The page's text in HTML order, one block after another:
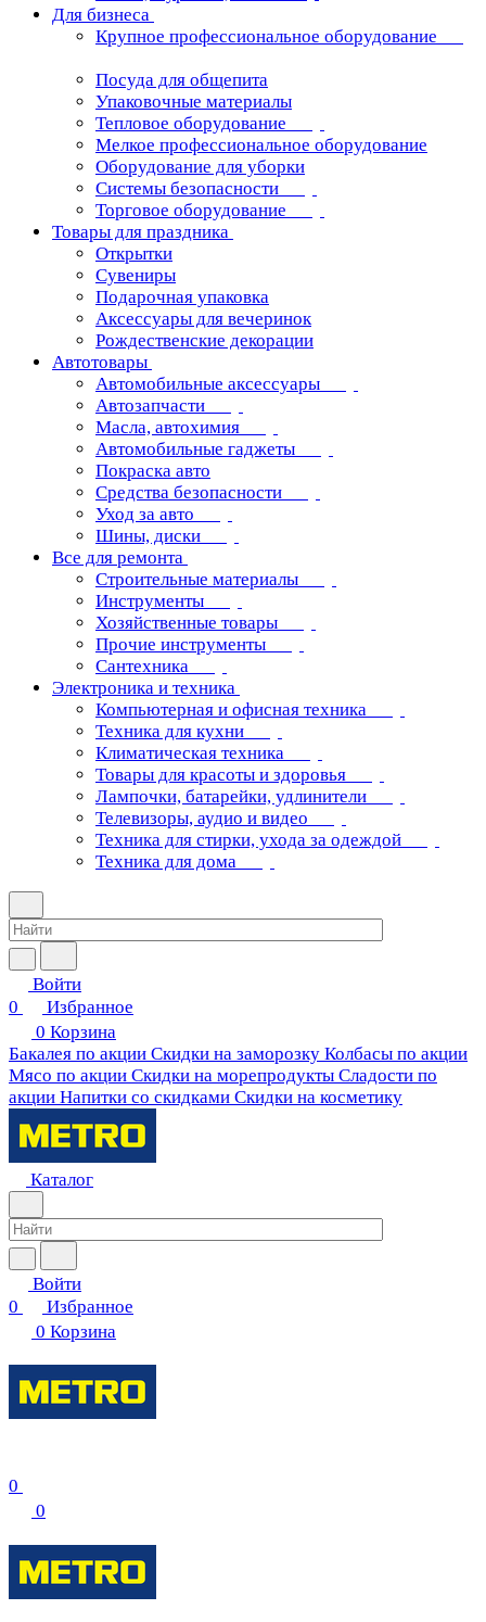
Для бизнеса
Крупное профессиональное оборудование
Посуда для общепита
Упаковочные материалы
Тепловое оборудование
Мелкое профессиональное оборудование
Оборудование для уборки
Системы безопасности
Торговое оборудование
Товары для праздника
Открытки
Сувениры
Подарочная упаковка
Аксессуары для вечеринок
Рождественские декорации
Автотовары
Автомобильные аксессуары
Автозапчасти
Масла, автохимия
Автомобильные гаджеты
Покраска авто
Средства безопасности
Уход за авто
Шины, диски
Все для ремонта
Строительные материалы
Инструменты
Хозяйственные товары
Прочие инструменты
Сантехника
Электроника и техника
Компьютерная и офисная техника
Техника для кухни
Климатическая техника
Товары для красоты и здоровья
Лампочки, батарейки, удлинители
Телевизоры, аудио и видео
Техника для стирки, ухода за одеждой
Техника для дома
Войти
0
Избранное
0 Корзина
Бакалея по акции Скидки на заморозку Колбасы по акции
Мясо по акции Скидки на морепродукты Сладости по
акции Напитки со скидками Скидки на косметику
Каталог
Войти
0
Избранное
0 Корзина
0
0